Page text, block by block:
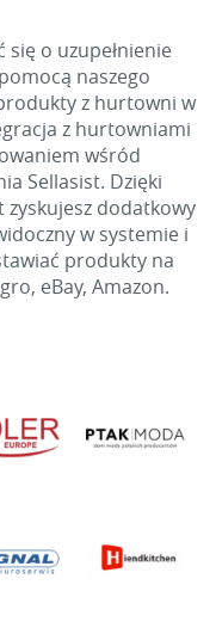
się o uzupełnienie
naszego
z hurtowni w
z hurtowniami
wśród
Sellasist. Dzięki
zyskujesz dodatkowy
w systemie i
produkty na
eBay, Amazon.